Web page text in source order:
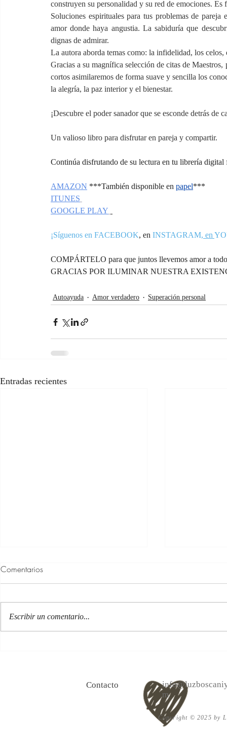
construyen su personalidad y su red de emociones.
Soluciones espirituales para tus problemas de
amor donde haya angustia. La sabiduría que
dignas de admirar.
La autora aborda temas como: la infidelidad, los
Gracias a su magnífica selección de citas de
cortos asimilaremos de forma suave y sencilla los
la alegría, la paz interior y el bienestar.
¡Descubre el poder sanador que se esconde detrás de
Un valioso libro para disfrutar en pareja y compartir.
Continúa disfrutando de su lectura en tu librería digital
AMAZON ***También disponible en papel***
ITUNES
GOOGLE PLAY
¡Síguenos en FACEBOOK, en INSTAGRAM, en
COMPÁRTELO para que juntos llevemos amor a
GRACIAS POR ILUMINAR NUESTRA
Autoayuda Amor verdadero Superación personal
Entradas recientes
Comentarios
Escribir un comentario...
Contacto
m
Copyright © 2025 by